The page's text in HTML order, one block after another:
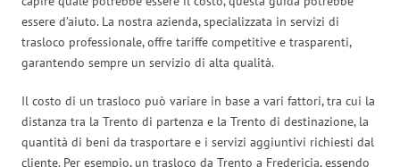
essere d’aiuto. La nostra azienda, specializzata in servizi di
trasloco professionale, offre tariffe competitive e trasparenti,
garantendo sempre un servizio di alta qualità.
Il costo di un trasloco può variare in base a vari fattori, tra cui la
distanza tra la Trento di partenza e la Trento di destinazione, la
quantità di beni da trasportare e i servizi aggiuntivi richiesti dal
cliente. Per esempio, un trasloco da Trento a Fredericia, essendo